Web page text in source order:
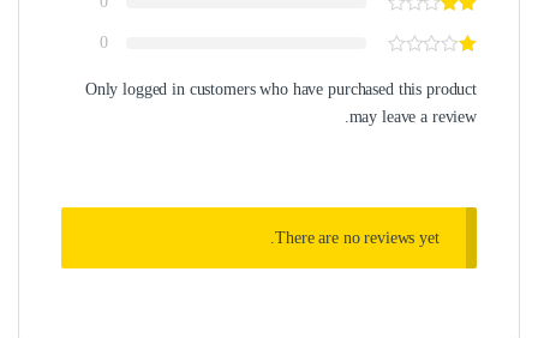
0
Only logged in customers who have purchased this product
may leave a review.
There are no reviews yet.